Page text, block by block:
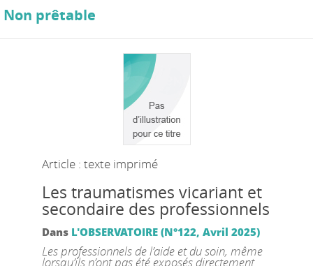
Non prêtable
Article : texte imprimé
Les traumatismes vicariant et
secondaire des professionnels
Dans L'OBSERVATOIRE (N°122, Avril 2025)
Les professionnels de l’aide et du soin, même
lorsqu’ils n’ont pas été exposés directement